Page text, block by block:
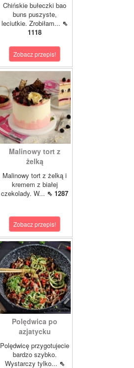
Chińskie bułeczki bao
buns puszyste,
leciutkie. Zrobiłam... ⇖
1118
Zobacz przepis!
Malinowy tort z
żelką
Malinowy tort z żelką i
kremem z białej
czekolady. W... ⇖ 1287
Zobacz przepis!
Polędwica po
azjatycku
Polędwicę przygotujecie
bardzo szybko.
Wystarczy tylko... ⇖